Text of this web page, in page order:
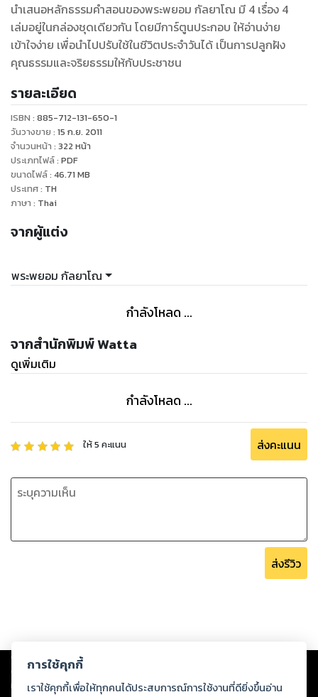
นำเสนอหลักธรรมคำสอนของพระพยอม กัลยาโณ มี 4 เรื่อง 4
เล่มอยู่ในกล่องชุดเดียวกัน โดยมีการ์ตูนประกอบ ให้อ่านง่าย
เข้าใจง่าย เพื่อนำไปปรับใช้ในชีวิตประจำวันได้ เป็นการปลูกฝัง
คุณธรรมและจริยธรรมให้กับประชาชน
รายละเอียด
ISBN : 885-712-131-650-1
วันวางขาย : 15 ก.ย. 2011
จำนวนหน้า : 322 หน้า
ประเภทไฟล์: PDF
ขนาดไฟล์: 46.71 MB
ประเทศ: TH
ภาษา : Thai
จากผู้แต่ง
พระพยอม กัลยาโณ
กำลังโหลด ...
จากสำนักพิมพ์ Watta
ดูเพิ่มเติม
กำลังโหลด ...
ให้5 คะแนน ส่งคะแนน
ส่งรีวิว
Copyright © 2026
ต่อผลงานหรือเนื้อหาใดที่อัปโหลดผ่านเว็บไซต์และปรากฏว่าละเมิดสิทธิใน
ทรัพย์สินทางปัญญาของบุคคลอื่นหรือขัดต่อกฎหมายและศีลธรรม ดังนั้น ผู้อ่าน
การใช้คุกกี้
เราใช้คุกกี้เพื่อให้ทุกคนได้ประสบการณ์การใช้งานที่ดียิ่งขึ้นอ่าน